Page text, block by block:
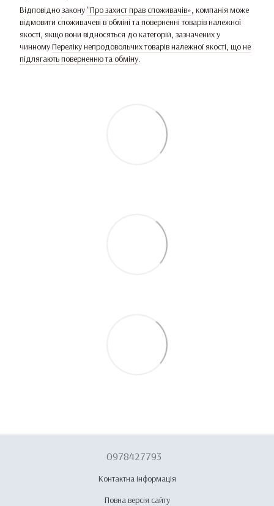
Відповідно закону "Про захист прав споживачів», компанія може
відмовити споживачеві в обміні та поверненні товарів належної
якості, якщо вони відносяться до категорій, зазначених у
чинномуПереліку непродовольчих товарів належної якості, що не
підлягають поверненню та обміну.
0978427793
Контактна інформація
Повна версія сайту